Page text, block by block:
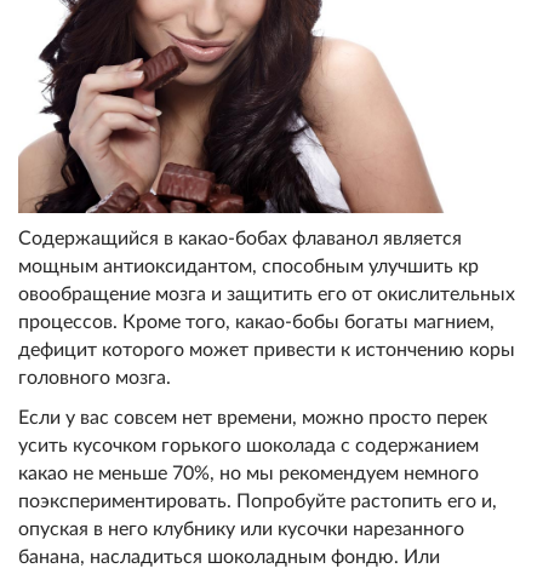
Содержащийся в какао-бобах флаванол является
мощным антиоксидантом, способным улучшить кр
овообращение мозга и защитить его от окислительных
процессов. Кроме того, какао-бобы богаты магнием,
дефицит которого может привести к истончению коры
головного мозга.
Если у вас совсем нет времени, можно просто перек
усить кусочком горького шоколада с содержанием
какао не меньше 70%, но мы рекомендуем немного
поэкспериментировать. Попробуйте растопить его и,
опуская в него клубнику или кусочки нарезанного
банана, насладиться шоколадным фондю. Или